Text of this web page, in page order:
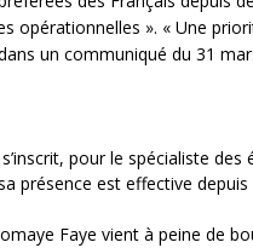
opérationnelles ». « Une
un communiqué du 31
pour le spécialiste
présence est effective depuis
Faye vient à peine de